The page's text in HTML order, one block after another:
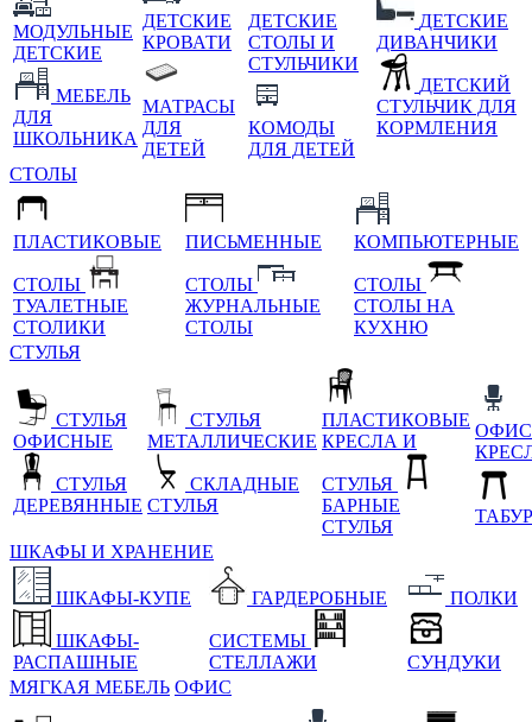
МОДУЛЬНЫЕ
ДЕТСКИЕ
МЕБЕЛЬ
ДЛЯ
ШКОЛЬНИКА
ДЕТСКИЕ
КРОВАТИ
МАТРАСЫ
ДЛЯ
ДЕТЕЙ
ДЕТСКИЕ
СТОЛЫ И
СТУЛЬЧИКИ
КОМОДЫ
ДЛЯ ДЕТЕЙ
ДЕТСКИЕ
ДИВАНЧИКИ
ДЕТСКИЙ
СТУЛЬЧИК ДЛЯ
КОРМЛЕНИЯ
СТОЛЫ
ПЛАСТИКОВЫЕ
СТОЛЫ
ТУАЛЕТНЫЕ
СТОЛИКИ
ПИСЬМЕННЫЕ
СТОЛЫ
ЖУРНАЛЬНЫЕ
СТОЛЫ
КОМПЬЮТЕРНЫЕ
СТОЛЫ
СТОЛЫ НА
КУХНЮ
СТУЛЬЯ
СТУЛЬЯ
ОФИСНЫЕ
СТУЛЬЯ
ДЕРЕВЯННЫЕ
СТУЛЬЯ
МЕТАЛЛИЧЕСКИЕ
СКЛАДНЫЕ
СТУЛЬЯ
ПЛАСТИКОВЫЕ
КРЕСЛА И
СТУЛЬЯ
БАРНЫЕ
СТУЛЬЯ
ШКАФЫ И ХРАНЕНИЕ
ШКАФЫ-КУПЕ
ШКАФЫ-
РАСПАШНЫЕ
ГАРДЕРОБНЫЕ
СИСТЕМЫ
СТЕЛЛАЖИ
ПОЛКИ
СУНДУКИ
МЯГКАЯ МЕБЕЛЬ ОФИС